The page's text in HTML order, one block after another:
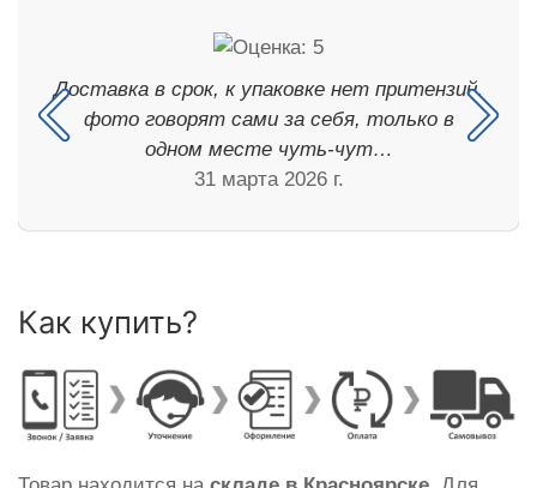
Доставка в срок, к упаковке нет притензий,
фото говорят сами за себя, только в
одном месте чуть-чут…
31 марта 2026 г.
Как купить?